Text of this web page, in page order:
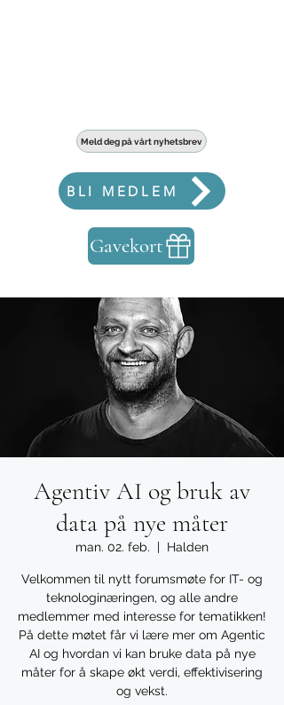
Meld deg på vårt nyhetsbrev
BLI MEDLEM
Gavekort
Agentiv AI og bruk av
data på nye måter
man. 02. feb.
  |
Halden
Velkommen til nytt forumsmøte for IT- og
teknologinæringen, og alle andre
medlemmer med interesse for tematikken!
På dette møtet får vi lære mer om Agentic
AI og hvordan vi kan bruke data på nye
måter for å skape økt verdi, effektivisering
og vekst.